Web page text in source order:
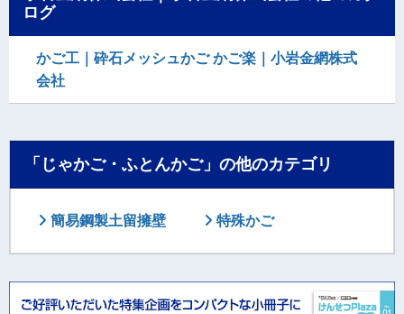
ログ
かご工｜砕石メッシュかご かご楽｜小岩金網株式
会社
「じゃかご・ふとんかご」の他のカテゴリ
簡易鋼製土留擁壁 特殊かご